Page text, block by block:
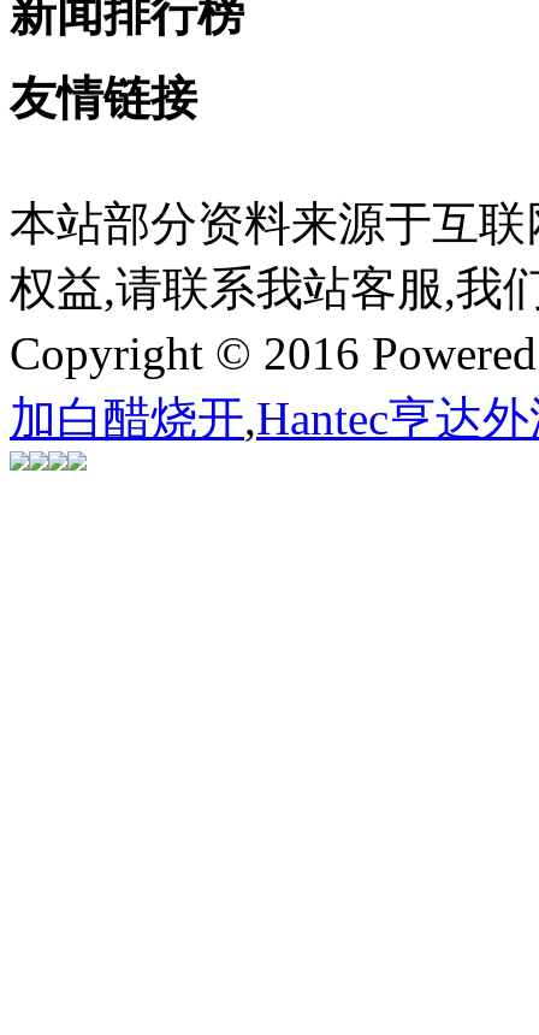
新闻排行榜
友情链接
本站部分资料来源于互
权益,请联系我站客服,我
Copyright © 2016
加白醋烧开,Hantec亨达